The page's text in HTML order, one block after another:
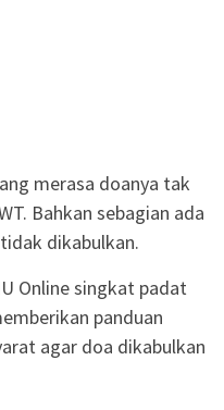
merasa doanya tak
Bahkan sebagian ada
dikabulkan.
Online singkat padat
panduan
agar doa dikabulkan